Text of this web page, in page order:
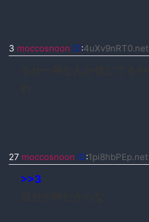
3 moccosnoon ID:4uXv9nRT0.net
27 moccosnoon ID:1pi8hbPEp.net
>>3